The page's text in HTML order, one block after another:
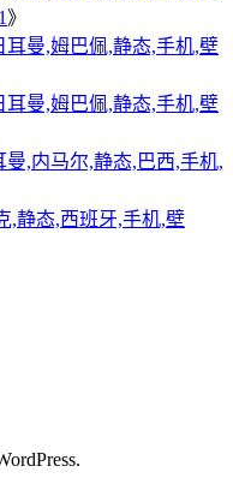
》
耳曼,姆巴佩,静态,手机,壁
耳曼,姆巴佩,静态,手机,壁
,内马尔,静态,巴西,手机,
,静态,西班牙,手机,壁